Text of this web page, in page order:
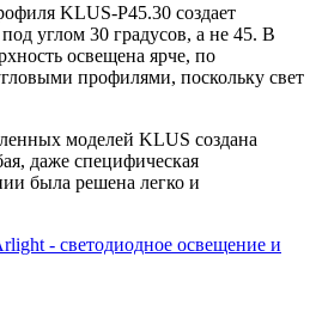
KLUS-P45.30 создает
углом 30 градусов, а не 45. В
освещена ярче, по
профилями, поскольку свет
моделей KLUS создана
даже специфическая
была решена легко и
- светодиодное освещение и